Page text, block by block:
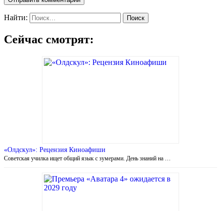
Найти:
Сейчас смотрят:
«Олдскул»: Рецензия Киноафиши
Советская училка ищет общий язык с зумерами. День знаний на …